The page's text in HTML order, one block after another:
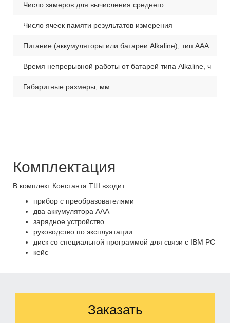
Число замеров для вычисления среднего
Число ячеек памяти результатов измерения
Питание (аккумуляторы или батареи Alkaline), тип AAA
Время непрерывной работы от батарей типа Alkaline, ч
Габаритные размеры, мм
Комплектация
В комплект Константа ТШ входит:
прибор с преобразователями
два аккумулятора ААА
зарядное устройство
руководство по эксплуатации
диск со специальной программой для связи с IBM PC
кейс
Заказать